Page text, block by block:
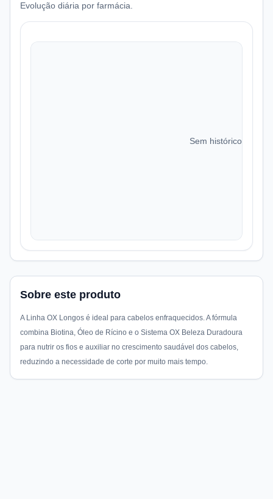
Evolução diária por farmácia.
Sem histórico de
Sobre este produto
A Linha OX Longos é ideal para cabelos enfraquecidos. A fórmula
combina Biotina, Óleo de Rícino e o Sistema OX Beleza Duradoura
para nutrir os fios e auxiliar no crescimento saudável dos cabelos,
reduzindo a necessidade de corte por muito mais tempo.